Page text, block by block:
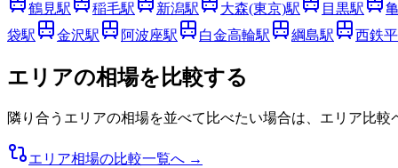
鶴見駅 稲毛駅 新潟駅 大森(東京)駅 目黒駅
袋駅 金沢駅 阿波座駅 白金高輪駅 綱島駅 西鉄
エリアの相場を比較する
隣り合うエリアの相場を並べて比べたい場合は、エリア比較
エリア相場の比較一覧へ →